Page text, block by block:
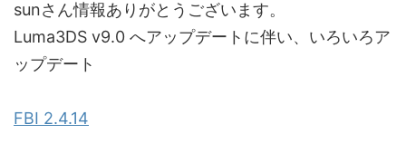
sunさん情報ありがとうございます。
Luma3DS v9.0 へアップデートに伴い、いろいろア
ップデート
FBI 2.4.14